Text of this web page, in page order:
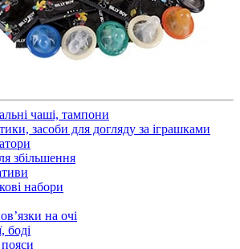
чаші, тампони
засоби для догляду за іграшками
збільшення
набори
на очі
боді